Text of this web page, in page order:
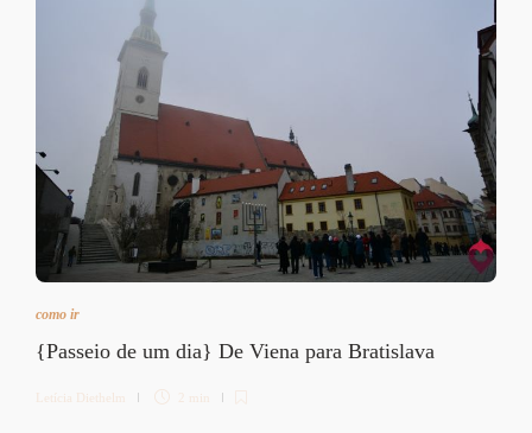
como ir
{Passeio de um dia} De Viena para Bratislava
Letícia Diethelm 2 min